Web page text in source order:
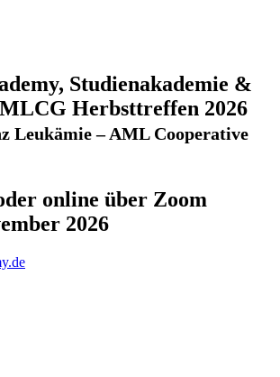
Studienakademie &
Herbsttreffen 2026
Leukämie – AML Cooperative
online über Zoom
2026